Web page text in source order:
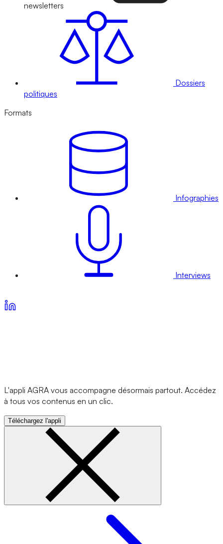
newsletters
Dossiers
politiques
Formats
Infographies
Interviews
L'appli AGRA vous accompagne désormais partout. Accédez
à tous vos contenus en un clic.
Téléchargez l'appli